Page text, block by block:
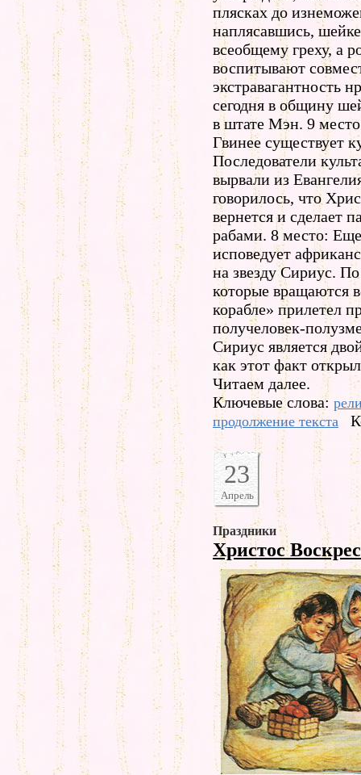
плясках до
наплясавшись,
всеобщему греху, а
воспитывают
экстравагантность
сегодня в общину
в штате Мэн. 9
Гвинее существует
Последователи
вырвали из
говорилось, что
вернется и сделает
рабами. 8 место:
исповедует
на звезду Сириус.
которые вращаются
корабле» прилетел
получеловек-
Сириус является
как этот факт
Читаем далее.
Ключевые слова:
продолжение текста
23
Апрель
Праздники
Христос